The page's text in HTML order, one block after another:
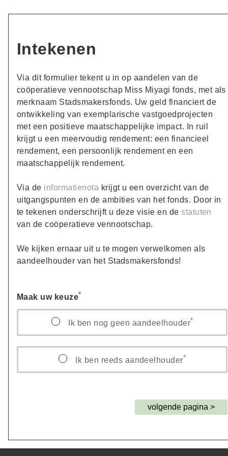
Intekenen
Via dit formulier tekent u in op aandelen van de
coöperatieve vennootschap Miss Miyagi fonds, met als
merknaam Stadsmakersfonds. Uw geld financiert de
ontwikkeling van exemplarische vastgoedprojecten
met een positieve maatschappelijke impact. In ruil
krijgt u een meervoudig rendement: een financieel
rendement, een persoonlijk rendement en een
maatschappelijk rendement.
Via de informatienota krijgt u een overzicht van de
uitgangspunten en de ambities van het fonds. Door in
te tekenen onderschrijft u deze visie en destatuten
van de coöperatieve vennootschap.
We kijken ernaar uit u te mogen verwelkomen als
aandeelhouder van het Stadsmakersfonds!
Maak uw keuze
Ik ben nog geen aandeelhouder
Ik ben reeds aandeelhouder